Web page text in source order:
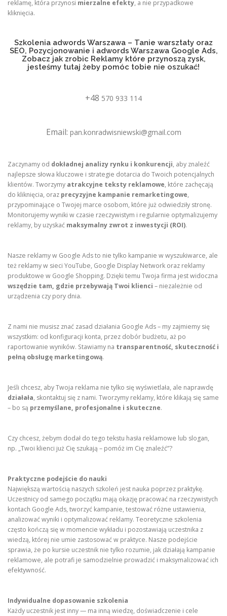
reklamę, która przynosi mierzalne efekty, a nie przypadkowe
kliknięcia.
Szkolenia adwords Warszawa – Tanie warsztaty oraz
SEO, Pozycjonowanie i adwords Warszawa Google Ads,
Zobacz jak zrobic Reklamy które przynoszą zysk,
jesteśmy tutaj żeby pomóc tobie nie oszukać!
+48 570 933 114
Email: pan.konradwisniewski@gmail.com
Zaczynamy od dokładnej analizy rynku i konkurencji, aby znaleźć
najlepsze słowa kluczowe i strategie dotarcia do Twoich potencjalnych
klientów. Tworzymy atrakcyjne teksty reklamowe, które zachęcają
do kliknięcia, oraz precyzyjne kampanie remarketingowe,
przypominające o Twojej marce osobom, które już odwiedziły stronę.
Monitorujemy wyniki w czasie rzeczywistym i regularnie optymalizujemy
reklamy, by uzyskać maksymalny zwrot z inwestycji (ROI).
Nasze reklamy w Google Ads to nie tylko kampanie w wyszukiwarce, ale
też reklamy w sieci YouTube, Google Display Network oraz reklamy
produktowe w Google Shopping. Dzięki temu Twoja firma jest widoczna
wszędzie tam, gdzie przebywają Twoi klienci – niezależnie od
urządzenia czy pory dnia.
Z nami nie musisz znać zasad działania Google Ads – my zajmiemy się
wszystkim: od konfiguracji konta, przez dobór budżetu, aż po
raportowanie wyników. Stawiamy na transparentność, skuteczność i
pełną obsługę marketingową.
Jeśli chcesz, aby Twoja reklama nie tylko się wyświetlała, ale naprawdę
działała, skontaktuj się z nami. Tworzymy reklamy, które klikają się same
– bo są przemyślane, profesjonalne i skuteczne.
Czy chcesz, żebym dodał do tego tekstu hasła reklamowe lub slogan,
np. „Twoi klienci już Cię szukają – pomóż im Cię znaleźć”?
Praktyczne podejście do nauki
Największą wartością naszych szkoleń jest nauka poprzez praktykę.
Uczestnicy od samego początku mają okazję pracować na rzeczywistych
kontach Google Ads, tworzyć kampanie, testować różne ustawienia,
analizować wyniki i optymalizować reklamy. Teoretyczne szkolenia
często kończą się w momencie wykładu i pozostawiają uczestnika z
wiedzą, której nie umie zastosować w praktyce. Nasze podejście
sprawia, że po kursie uczestnik nie tylko rozumie, jak działają kampanie
reklamowe, ale potrafi je samodzielnie prowadzić i maksymalizować ich
efektywność.
Indywidualne dopasowanie szkolenia
Każdy uczestnik jest inny — ma inną wiedzę, doświadczenie i cele